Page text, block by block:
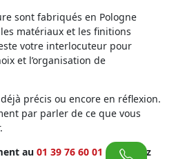
sont fabriqués en Pologne
matériaux et les finitions
votre interlocuteur pour
et l’organisation de
précis ou encore en réflexion.
par parler de ce que vous
au 01 39 76 60 01 ou venez